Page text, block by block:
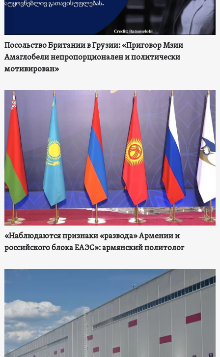
Посольство Британии в Грузии: «Приговор Мзии
Амаглобели непропорционален и политически
мотивирован»
«Наблюдаются признаки «развода» Армении и
российского блока ЕАЭС»: армянский политолог